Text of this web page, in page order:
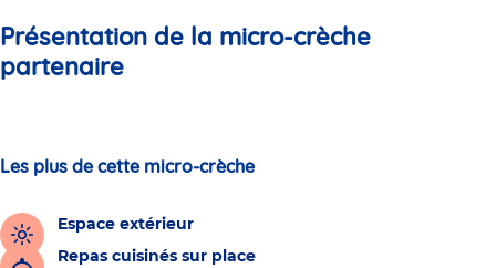
Présentation de la micro-crèche
partenaire
Les plus de cette micro-crèche
Espace extérieur
Repas cuisinés sur place